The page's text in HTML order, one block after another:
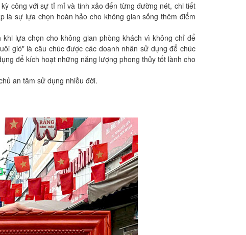
công với sự tỉ mỉ và tinh xảo đến từng đường nét, chi tiết
là sự lựa chọn hoàn hảo cho không gian sống thêm điểm
lựa chọn cho không gian phòng khách vì không chỉ để
gió" là câu chúc được các doanh nhân sử dụng để chúc
để kích hoạt những năng lượng phong thủy tốt lành cho
an tâm sử dụng nhiều đời.